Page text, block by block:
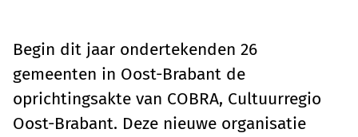
Begin dit jaar ondertekenden 26
gemeenten in Oost-Brabant de
oprichtingsakte van COBRA, Cultuurregio
Oost-Brabant. Deze nieuwe organisatie